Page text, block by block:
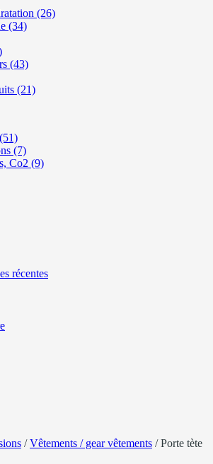
(26)
(34)
(43)
(21)
(7)
Co2 (9)
récentes
/Vêtements / gear vêtements /Porte tète